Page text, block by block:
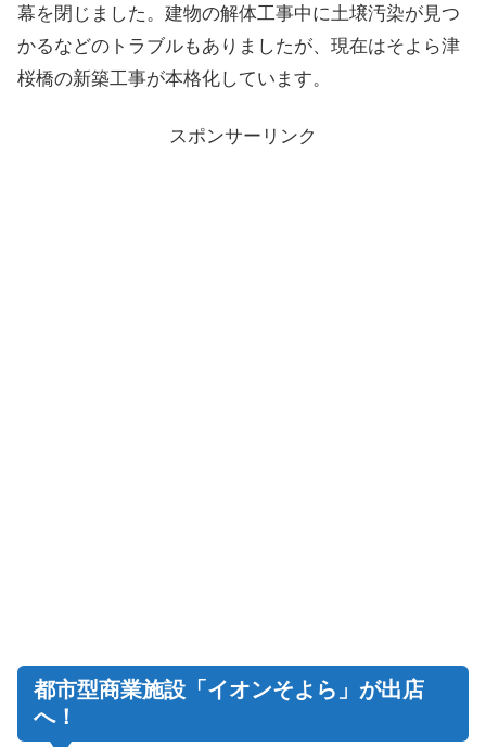
幕を閉じました。建物の解体工事中に土壌汚染が見つ
かるなどのトラブルもありましたが、現在はそよら津
桜橋の新築工事が本格化しています。
スポンサーリンク
都市型商業施設「イオンそよら」が出店
へ！